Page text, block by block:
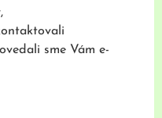
sme Vám e-